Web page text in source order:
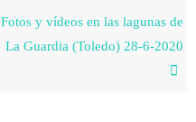
Fotos y vídeos en las lagunas de
La Guardia (Toledo) 28-6-2020